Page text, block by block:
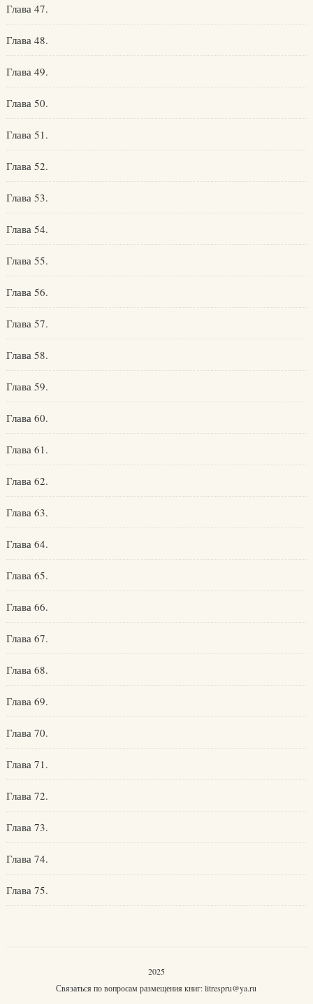
Глава 47.
Глава 48.
Глава 49.
Глава 50.
Глава 51.
Глава 52.
Глава 53.
Глава 54.
Глава 55.
Глава 56.
Глава 57.
Глава 58.
Глава 59.
Глава 60.
Глава 61.
Глава 62.
Глава 63.
Глава 64.
Глава 65.
Глава 66.
Глава 67.
Глава 68.
Глава 69.
Глава 70.
Глава 71.
Глава 72.
Глава 73.
Глава 74.
Глава 75.
2025
Связаться по вопросам размещения книг:litrespru@ya.ru